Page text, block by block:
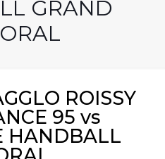
GRAND
ROISSY
95 vs
HANDBALL